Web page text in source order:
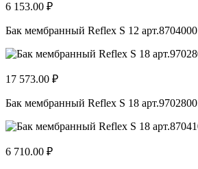
6 153.00 ₽
Бак мембранный Reflex S 12 арт.8704000
17 573.00 ₽
Бак мембранный Reflex S 18 арт.9702800
6 710.00 ₽